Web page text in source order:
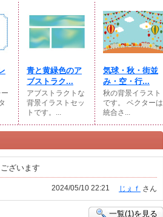
青と黄緑色のア
ブストラク...
アブストラクトな
背景イラストセッ
トです。...
気球・秋・街並
み・空・行...
秋の背景イラスト
です。 ベクターは
統合さ...
ざいます
じぇｆ さん
2024/05/10 22:21
一覧(1)を見る